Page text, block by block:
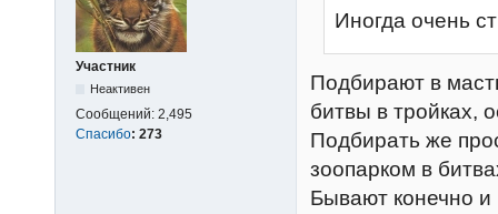
Участник
Неактивен
Сообщений: 2,495
Спасибо: 273
Иногда очень
Подбирают в
битвы в тройках,
Подбирать же
зоопарком в
Бывают конечно и